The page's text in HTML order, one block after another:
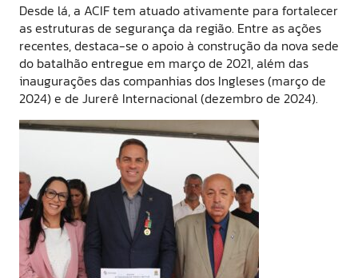
Desde lá, a ACIF tem atuado ativamente para fortalecer
as estruturas de segurança da região. Entre as ações
recentes, destaca-se o apoio à construção da nova sede
do batalhão entregue em março de 2021, além das
inaugurações das companhias dos Ingleses (março de
2024) e de Jurerê Internacional (dezembro de 2024).